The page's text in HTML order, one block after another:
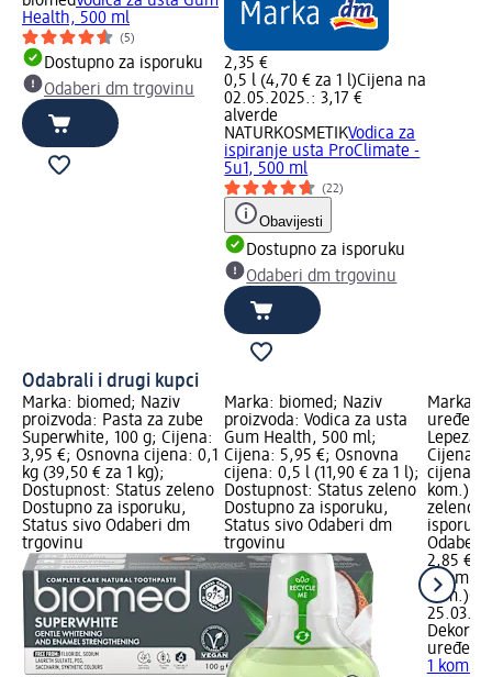
Health, 500 ml
(5)
Dostupno za isporuku
Odaberi dm trgovinu
2,35 €
0,5 l (4,70 € za 1 l)Cijena na
02.05.2025.: 3,17 €
alverde
NATURKOSMETIKVodica za
ispiranje usta ProClimate -
5u1, 500 ml
(22)
Obavijesti
Dostupno za isporuku
Odaberi dm trgovinu
Odabrali i drugi kupci
Marka: biomed; Naziv
proizvoda: Pasta za zube
Superwhite, 100 g; Cijena:
3,95 €; Osnovna cijena: 0,1
kg (39,50 € za 1 kg);
Dostupnost: Status zeleno
Dostupno za isporuku,
Status sivo Odaberi dm
trgovinu
Marka: biomed; Naziv
proizvoda: Vodica za usta
Gum Health, 500 ml;
Cijena: 5,95 €; Osnovna
cijena: 0,5 l (11,90 € za 1 l);
Dostupnost: Status zeleno
Dostupno za isporuku,
Status sivo Odaberi dm
trgovinu
Marka:
Lepeza,
Cijena:
cijena: 1
kom.);
zeleno
Odaberi
2,85 €
1 kom.
kom.)
uređenje
1 kom.